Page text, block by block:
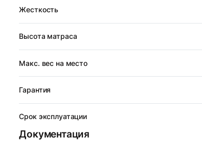
Жесткость
Высота матраса
Макс. вес на место
Гарантия
Срок эксплуатации
Документация